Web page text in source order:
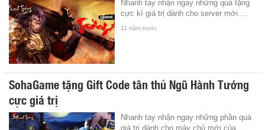
Nhanh tay nhận ngay những quà tặng
cực kì giá trị dành cho server mới ...
11 năm trước
SohaGame tặng Gift Code tân thủ Ngũ Hành Tướng
cực giá trị
Nhanh tay nhận ngay những phần quà
giá trị dành cho máy chủ mới của ...